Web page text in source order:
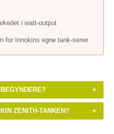
i watt-output
for Innokins egne tank-serier
+
ZENITH-TANKEN? +